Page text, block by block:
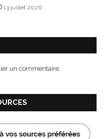
13 juillet 2026
un commentaire.